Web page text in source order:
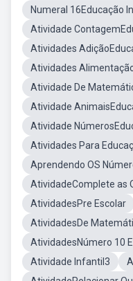
Numeral 16Educação
Atividade
Atividades
Atividades
Atividade De
Atividade
Atividade
Atividades Para
Aprendendo OS
AtividadeComplete as
AtividadesPre Escolar
AtividadesDe
AtividadesNúmero 10
Atividade Infantil3